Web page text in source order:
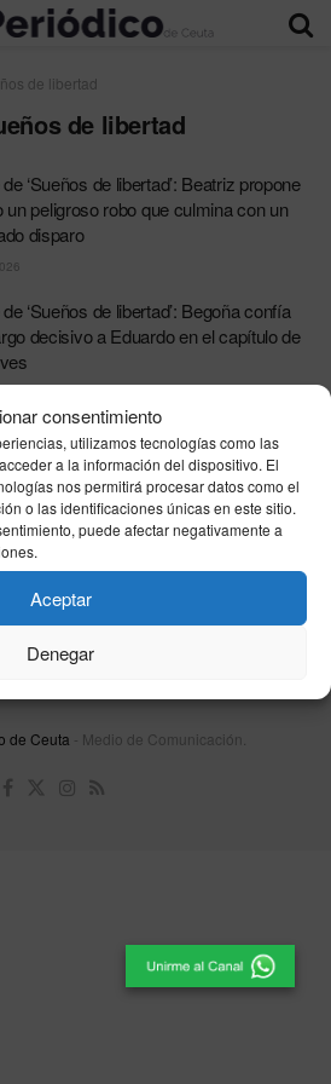
consentimiento
utilizamos tecnologías como las
a la información del dispositivo. El
nos permitirá procesar datos como el
o las identificaciones únicas en este sitio.
puede afectar negativamente a
Aceptar
Denegar
de libertad
de libertad
‘Sueños de libertad’: Beatriz propone
un peligroso robo que culmina con un
disparo
‘Sueños de libertad’: Begoña confía
decisivo a Eduardo en el capítulo de
Aviso Legal
Política de cookies
Group Solutions SL
de Ceuta - Medio de Comunicación